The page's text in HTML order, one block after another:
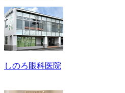
しのろ眼科医院